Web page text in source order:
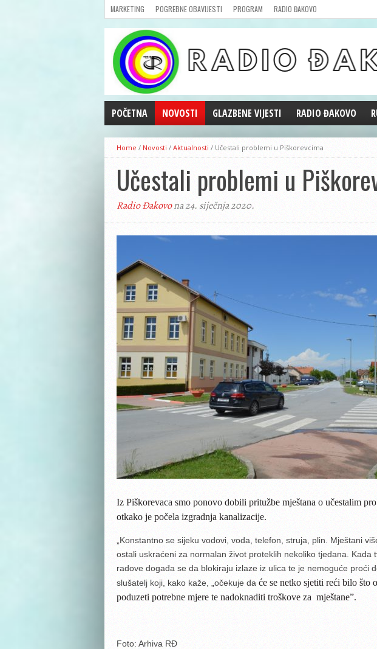
MARKETING POGREBNE OBAVIJESTI PROGRAM RADIO ĐAKOVO
POČETNA NOVOSTI
AKTUALNOSTI
CRNA KRONIKA
POLITIKA
ZANIMLJIVOSTI
GOSPODARSTVO
KULTURA
GLAZBENE VIJESTI RADIO ĐAKOVO
MARKETING
Home / Novosti / Aktualnosti / Učestali problemi u Piškorevcima
Učestali problemi u
Radio Đakovona 24. siječnja 2020.
Iz Piškorevaca smo ponovo dobili pritužbe mještana o učestalim
otkako je počela izgradnja kanalizacije.
Konstantno se sijeku vodovi, voda, telefon, struja, plin. Mještani
ostali uskraćeni za normalan život proteklih nekoliko tjedana. Kada
radove događa se da blokiraju izlaze iz ulica te je nemoguće proći
slušatelj koji, kako kaže, „očekuje da će se netko sjetiti reći bilo što
poduzeti potrebne mjere te nadoknaditi troškove za mještane”.
Foto: Arhiva RĐ